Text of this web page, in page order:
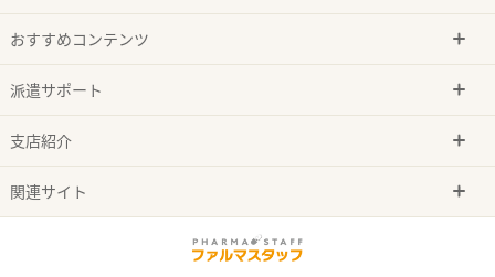
おすすめコンテンツ
派遣サポート
支店紹介
関連サイト